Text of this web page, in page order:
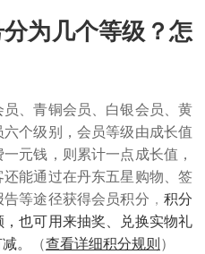
为几个等级？怎
、青铜会员、白银会员、黄
个级别，会员等级由成长值
元钱，则累计一点成长值，
能通过在丹东五星购物、签
等途径获得会员积分 ， 积分
也可用来抽奖、兑换实物礼
。
（查看详细积分规则）